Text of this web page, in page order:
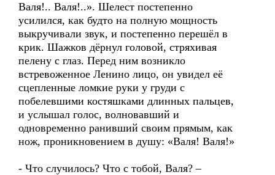
Валя!.. Валя!..». Шелест постепенно
усилился, как будто на полную мощность
выкручивали звук, и постепенно перешёл в
крик. Шажков дёрнул головой, стряхивая
пелену с глаз. Перед ним возникло
встревоженное Ленино лицо, он увидел её
сцепленные ломкие руки у груди с
побелевшими костяшками длинных пальцев,
и услышал голос, волновавший и
одновременно ранивший своим прямым, как
нож, проникновением в душу: «Валя! Валя!»
- Что случилось? Что с тобой, Валя? –